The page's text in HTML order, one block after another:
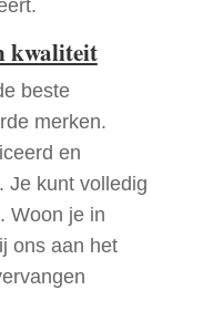
kwaliteit
beste
merken.
en
Je kunt volledig
Woon je in
ons aan het